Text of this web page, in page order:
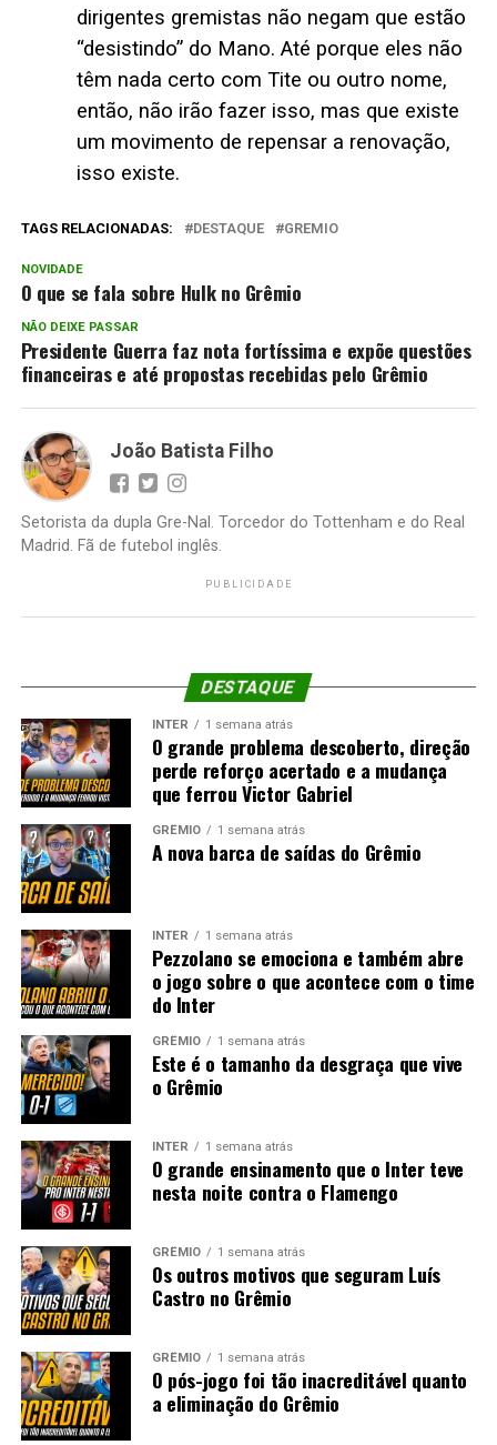
dirigentes gremistas não negam que estão
“desistindo” do Mano. Até porque eles não
têm nada certo com Tite ou outro nome,
então, não irão fazer isso, mas que existe
um movimento de repensar a renovação,
isso existe.
TAGS RELACIONADAS: DESTAQUE GREMIO
NOVIDADE
O que se fala sobre Hulk no Grêmio
NÃO DEIXE PASSAR
Presidente Guerra faz nota fortíssima e expõe questões
financeiras e até propostas recebidas pelo Grêmio
João Batista Filho
Setorista da dupla Gre-Nal. Torcedor do Tottenham e do Real
Madrid. Fã de futebol inglês.
PUBLICIDADE
DESTAQUE
INTER 1 semana atrás
O grande problema descoberto, direção
perde reforço acertado e a mudança
que ferrou Victor Gabriel
GRÊMIO 1 semana atrás
A nova barca de saídas do Grêmio
INTER 1 semana atrás
Pezzolano se emociona e também abre
o jogo sobre o que acontece com o time
do Inter
GRÊMIO 1 semana atrás
Este é o tamanho da desgraça que vive
o Grêmio
INTER 1 semana atrás
O grande ensinamento que o Inter teve
nesta noite contra o Flamengo
GRÊMIO 1 semana atrás
Os outros motivos que seguram Luís
Castro no Grêmio
GRÊMIO 1 semana atrás
O pós-jogo foi tão inacreditável quanto
a eliminação do Grêmio